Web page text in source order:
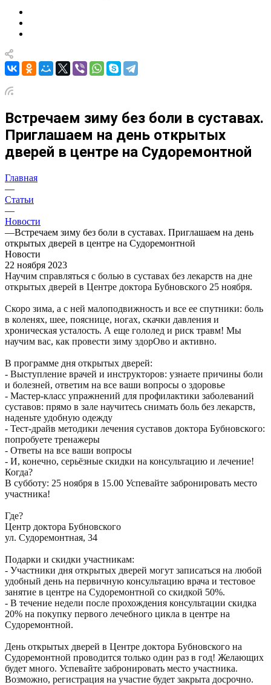
Встречаем зиму без боли в суставах.
Приглашаем на день открытых
дверей в центре на Судоремонтной
Главная
—
Статьи
—
Новости
—Встречаем зиму без боли в суставах. Приглашаем на день
открытых дверей в центре на Судоремонтной
Новости
22 ноября 2023
Научим справляться с болью в суставах без лекарств на дне
открытых дверей в Центре доктора Бубновского 25 ноября.
Скоро зима, а с ней малоподвижность и все ее спутники: боль
в коленях, шее, пояснице, ногах, скачки давления и
хроническая усталость. А еще гололед и риск травм! Мы
научим вас, как провести зиму здорОво и активно.
В программе дня открытых дверей:
- Выступление врачей и инструкторов: узнаете причины боли
и болезней, ответим на все ваши вопросы о здоровье
- Мастер-класс упражнений для профилактики заболеваний
суставов: прямо в зале научитесь снимать боль без лекарств,
наденьте удобную одежду
- Тест-драйв методики лечения суставов доктора Бубновского:
попробуете тренажеры
- Ответы на все ваши вопросы
- И, конечно, серьёзные скидки на консультацию и лечение!
Когда?
В субботу: 25 ноября в 15.00 Успевайте забронировать место
участника!
Где?
Центр доктора Бубновского
ул. Судоремонтная, 34
Подарки и скидки участникам:
- Участники дня открытых дверей могут записаться на любой
удобный день на первичную консультацию врача и тестовое
занятие в центре на Судоремонтной со скидкой 50%.
- В течение недели после прохождения консультации скидка
20% на покупку первого лечебного цикла в центре на
Судоремонтной.
День открытых дверей в Центре доктора Бубновского на
Судоремонтной проводится только один раз в год! Желающих
будет много. Успевайте забронировать место участника.
Возможно, регистрация на участие будет закрыта досрочно.